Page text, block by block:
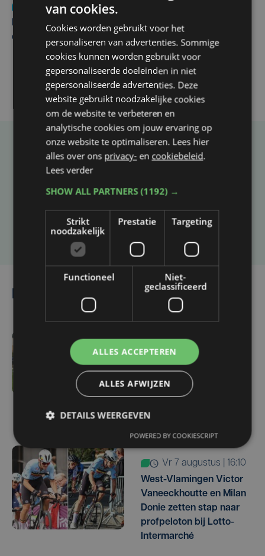
Nieuws
za 1 augustus | 22:36
Belgisch Solar Team met West-Vlamingen wint voor
eerst in VS
Taalfout opgemerkt?
Heb je een taal- of schrijffout opgemerkt in dit
artikel?
Laat het ons weten
Lees ook
vr 7 augustus | 16:12
Zulte Waregem start
tegen Racing Genk:
"Waarom zou ik onze
vr 7 augustus | 16:10
West-Vlamingen Victor
Vaneeckhoutte en Milan
Donie zetten stap naar
profpeloton bij Lotto-
Intermarché
van cookies.
Cookies worden gebruikt voor het
personaliseren van advertenties. Sommige
cookies kunnen worden gebruikt voor
gepersonaliseerde doeleinden in niet
gepersonaliseerde advertenties. Deze
website gebruikt noodzakelijke cookies
om de website te verbeteren en
analytische cookies om jouw ervaring op
onze website te optimaliseren. Lees hier
alles over ons privacy- en cookiebeleid.
Lees verder
SHOW ALL PARTNERS(1192) →
Strikt
noodzakelijk
Prestatie Targeting
Functioneel
Niet-
geclassificeerd
ALLES ACCEPTEREN
ALLES AFWIJZEN
DETAILS WEERGEVEN
POWERED BY COOKIESCRIPT